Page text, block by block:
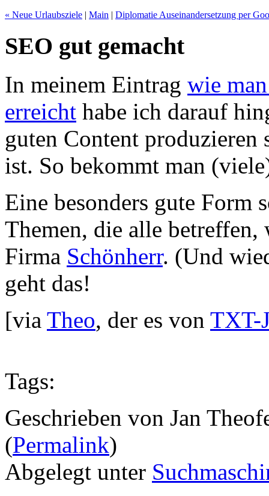
« Neue Urlaubsziele | Main | Diplomatie Auseinandersetzung per
SEO gut gemacht
In meinem Eintrag wie
erreicht habe ich darauf
guten Content
ist. So bekommt man
Eine besonders gute Form
Themen, die alle betreffen,
Firma Schönherr. (Und
geht das!
[via Theo, der es von TXT-
Tags:
Geschrieben von Jan
(Permalink)
Abgelegt unter